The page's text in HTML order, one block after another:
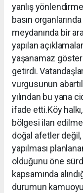
yanlış
basın
meydanında bir
yapılan
yaşanamaz
getirdi.
vurgusunun
yılından bu yana
ifade etti.Köy halkı,
bölgesi ilan
doğal afetler
yapılması
olduğunu öne
kapsamında
durumun